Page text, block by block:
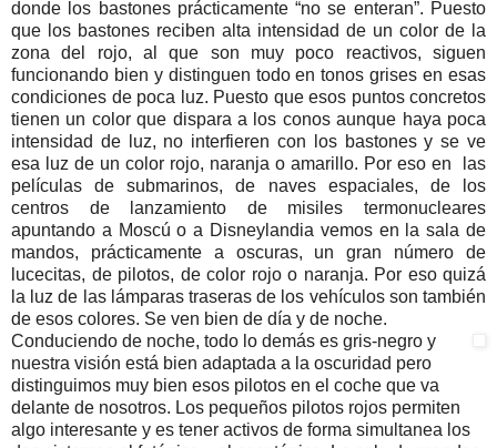
donde los bastones prácticamente “no se enteran”. Puesto
que los bastones reciben alta intensidad de un color de la
zona del rojo, al que son muy poco reactivos, siguen
funcionando bien y distinguen todo en tonos grises en esas
condiciones de poca luz. Puesto que esos puntos concretos
tienen un color que dispara a los conos aunque haya poca
intensidad de luz, no interfieren con los bastones y se ve
esa luz de un color rojo, naranja o amarillo. Por eso en las
películas de submarinos, de naves espaciales, de los
centros de lanzamiento de misiles termonucleares
apuntando a Moscú o a Disneylandia vemos en la sala de
mandos, prácticamente a oscuras, un gran número de
lucecitas, de pilotos, de color rojo o naranja. Por eso quizá
la luz de las lámparas traseras de los vehículos son también
de esos colores. Se ven bien de día y de noche.
Conduciendo de noche, todo lo demás es gris-negro y
nuestra visión está bien adaptada a la oscuridad pero
distinguimos muy bien esos pilotos en el coche que va
delante de nosotros. Los pequeños pilotos rojos permiten
algo interesante y es tener activos de forma simultanea los